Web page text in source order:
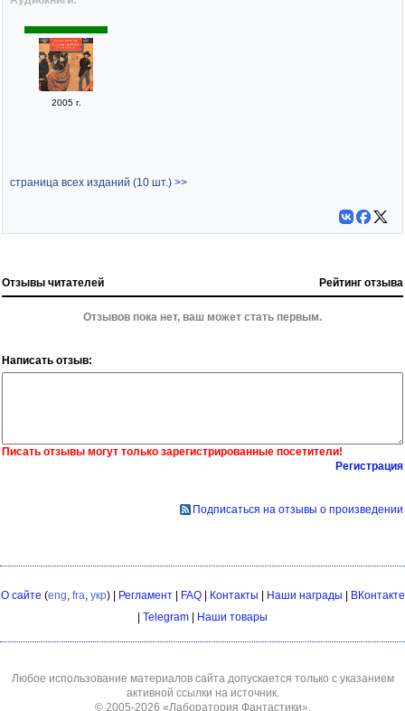
2005 г.
страница всех изданий (10 шт.) >>
Отзывы читателей Рейтинг отзыва
Отзывов пока нет, ваш может стать первым.
Написать отзыв:
Писать отзывы могут только зарегистрированные посетители!
Регистрация
Подписаться на отзывы о произведении
О сайте (eng fra укр) | Регламент| FAQ| Контакты | Наши награды | ВКонтакте
| Telegram | Наши товары
Любое использование материалов сайта допускается только с указанием
активной ссылки на источник.
© 2005-2026 «Лаборатория Фантастики»